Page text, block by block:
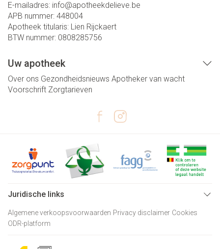
E-mailadres: info@apotheekdelieve.be
APB nummer: 448004
Apotheek titularis: Lien Rijckaert
BTW nummer: 0808285756
Uw apotheek
Over ons Gezondheidsnieuws Apotheker van wacht
Voorschrift Zorgtarieven
Juridische links
Algemene verkoopsvoorwaarden Privacy disclaimer Cookies
ODR-platform